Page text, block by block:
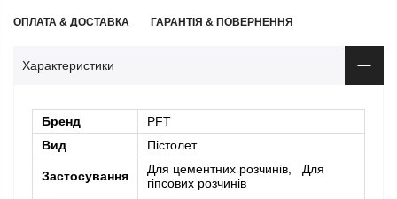
ОПЛАТА & ДОСТАВКА ГАРАНТІЯ & ПОВЕРНЕННЯ
Характеристики
Бренд
PFT
Вид
Пістолет
Застосування
Для цементних розчинів, Для
гіпсових розчинів